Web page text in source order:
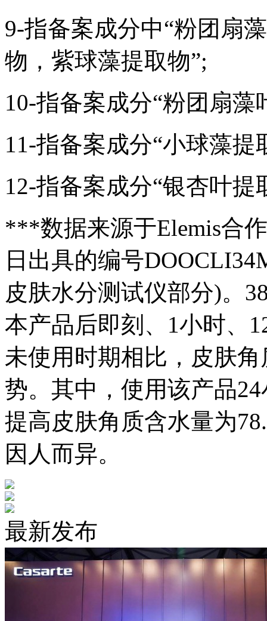
9-指备案成分中“粉团扇
物，紫球藻提取物”;
10-指备案成分“粉团扇藻
11-指备案成分“小球藻提
12-指备案成分“银杏叶提
***数据来源于Elemis合
日出具的编号
皮肤水分测试仪部分)。
本产品后即刻、1小时、
未使用时期相比，皮肤
势。其中，使用该产品
提高皮肤角质含水量为
因人而异。
最新发布